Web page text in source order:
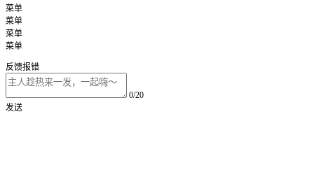
菜单
菜单
菜单
菜单
反馈报错
0/20
发送